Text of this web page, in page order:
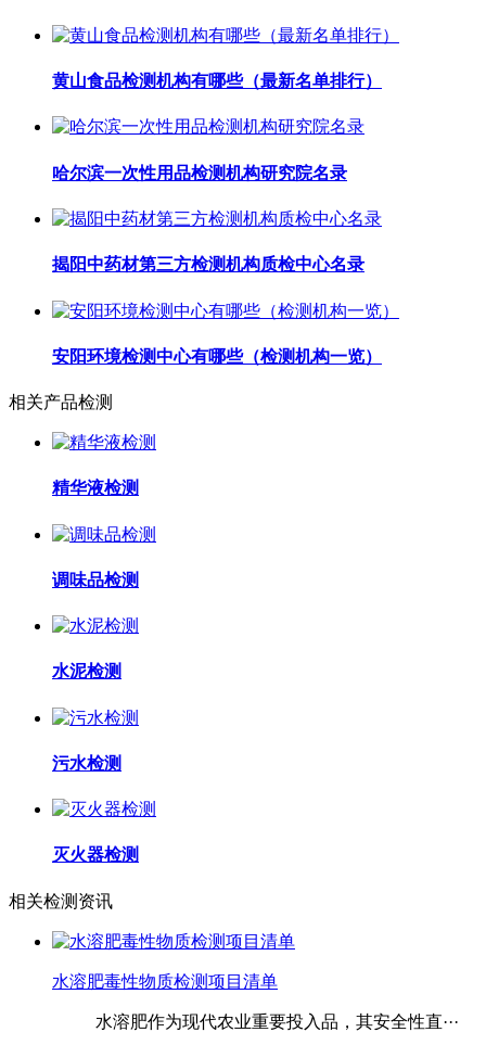
黄山食品检测机构有哪些（最新名单排行）
哈尔滨一次性用品检测机构研究院名录
揭阳中药材第三方检测机构质检中心名录
安阳环境检测中心有哪些（检测机构一览）
相关产品检测
精华液检测
调味品检测
水泥检测
污水检测
灭火器检测
相关检测资讯
水溶肥毒性物质检测项目清单
水溶肥作为现代农业重要投入品，其安全性直···